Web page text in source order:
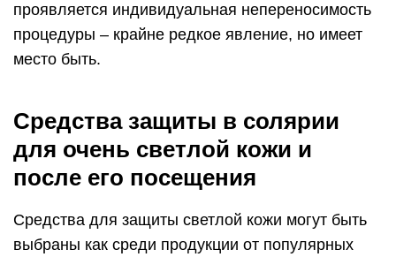
проявляется индивидуальная непереносимость
процедуры – крайне редкое явление, но имеет
место быть.
Средства защиты в солярии
для очень светлой кожи и
после его посещения
Средства для защиты светлой кожи могут быть
выбраны как среди продукции от популярных